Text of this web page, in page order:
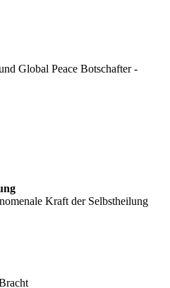
Global Peace Botschafter -
Kraft der Selbstheilung